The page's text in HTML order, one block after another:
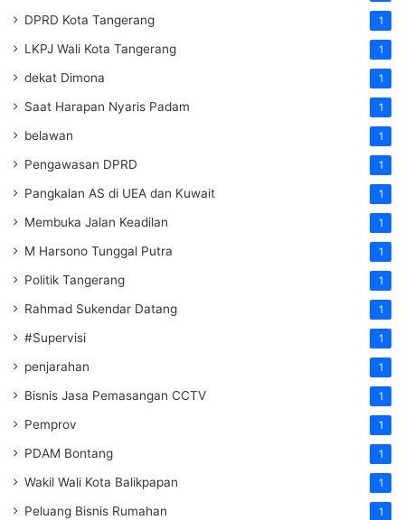
DPRD Kota Tangerang 1
LKPJ Wali Kota Tangerang 1
dekat Dimona 1
Saat Harapan Nyaris Padam 1
belawan 1
Pengawasan DPRD 1
Pangkalan AS di UEA dan Kuwait 1
Membuka Jalan Keadilan 1
M Harsono Tunggal Putra 1
Politik Tangerang 1
Rahmad Sukendar Datang 1
#Supervisi 1
penjarahan 1
Bisnis Jasa Pemasangan CCTV 1
Pemprov 1
PDAM Bontang 1
Wakil Wali Kota Balikpapan 1
Peluang Bisnis Rumahan 1